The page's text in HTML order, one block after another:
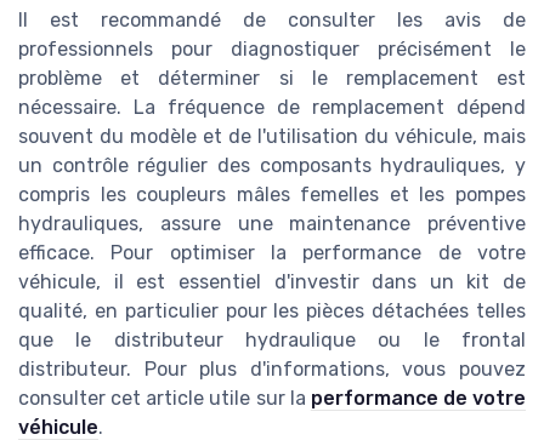
Il est recommandé de consulter les avis de
professionnels pour diagnostiquer précisément le
problème et déterminer si le remplacement est
nécessaire. La fréquence de remplacement dépend
souvent du modèle et de l'utilisation du véhicule, mais
un contrôle régulier des composants hydrauliques, y
compris les coupleurs mâles femelles et les pompes
hydrauliques, assure une maintenance préventive
efficace. Pour optimiser la performance de votre
véhicule, il est essentiel d'investir dans un kit de
qualité, en particulier pour les pièces détachées telles
que le distributeur hydraulique ou le frontal
distributeur. Pour plus d'informations, vous pouvez
consulter cet article utile sur la performance de votre
véhicule.